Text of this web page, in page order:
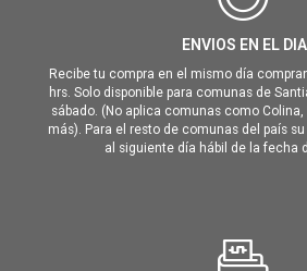
ENVIOS EN EL DIA
Recibe tu compra en el mismo día
hrs. Solo disponible para comunas de
sábado. (No aplica comunas como
más). Para el resto de comunas del país
al siguiente día hábil de la fecha